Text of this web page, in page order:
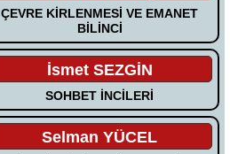
ÇEVRE KİRLENMESİ VE EMANET
BİLİNCİ
İsmet SEZGİN
SOHBET İNCİLERİ
Selman YÜCEL